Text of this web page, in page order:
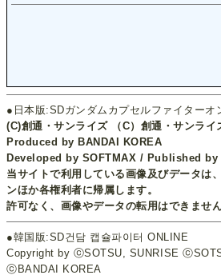
●日本版:SDガンダムカプセルファイターオ
(C)創通・サンライズ （C）創通・サンライ
Produced by BANDAI KOREA
Developed by SOFTMAX / Published
当サイトで利用している画像及びデータは
ンほか各権利者に帰属します。
許可なく、画像やデータの転用はできません
●韓国版:SD건담 캡슐파이터 ONLINE
Copyright by ⓒSOTSU, SUNRISE
ⓒBANDAI KOREA